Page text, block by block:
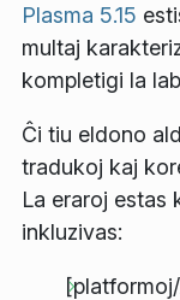
Plasma 5.15
multaj
kompletigi la
Ĉi tiu eldono
tradukoj kaj
La eraroj estas
inkluzivas: